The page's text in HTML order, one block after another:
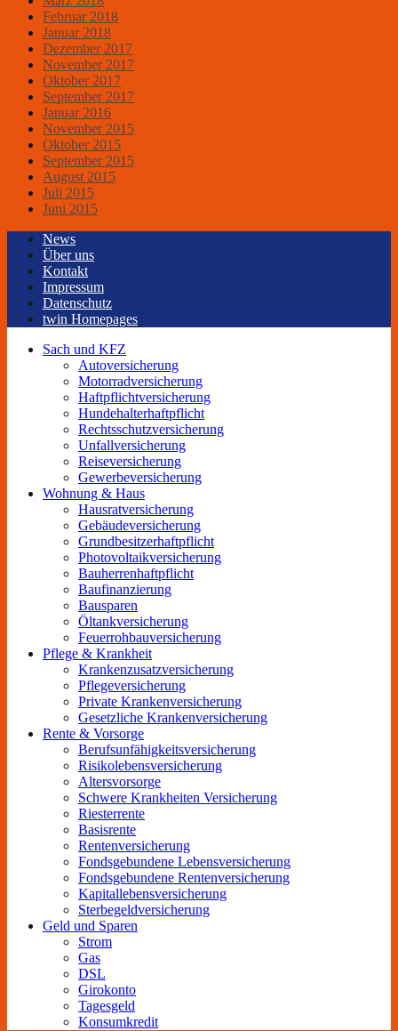
Februar 2018
Januar 2018
Dezember 2017
November 2017
Oktober 2017
September 2017
Januar 2016
November 2015
Oktober 2015
September 2015
August 2015
Juli 2015
Juni 2015
News
Über uns
Kontakt
Impressum
Datenschutz
twin Homepages
Sach und KFZ
Autoversicherung
Motorradversicherung
Haftpflichtversicherung
Hundehalterhaftpflicht
Rechtsschutzversicherung
Unfallversicherung
Reiseversicherung
Gewerbeversicherung
Wohnung & Haus
Hausratversicherung
Gebäudeversicherung
Grundbesitzerhaftpflicht
Photovoltaikversicherung
Bauherrenhaftpflicht
Baufinanzierung
Bausparen
Öltankversicherung
Feuerrohbauversicherung
Pflege & Krankheit
Krankenzusatzversicherung
Pflegeversicherung
Private Krankenversicherung
Gesetzliche Krankenversicherung
Rente & Vorsorge
Berufs­unfähigkeitsversicherung
Risikolebensversicherung
Altersvorsorge
Schwere Krankheiten Versicherung
Riesterrente
Basisrente
Rentenversicherung
Fondsgebundene Lebensversicherung
Fondsgebundene Rentenversicherung
Kapitallebensversicherung
Sterbegeldversicherung
Geld und Sparen
Strom
Gas
DSL
Girokonto
Tagesgeld
Konsumkredit